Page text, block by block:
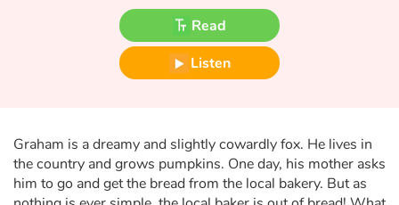
Ogres, monsters and witches
Heroines and Heroes
The animals
Read
Listen
Graham is a dreamy and slightly cowardly fox. He lives in
the country and grows pumpkins. One day, his mother asks
him to go and get the bread from the local bakery. But as